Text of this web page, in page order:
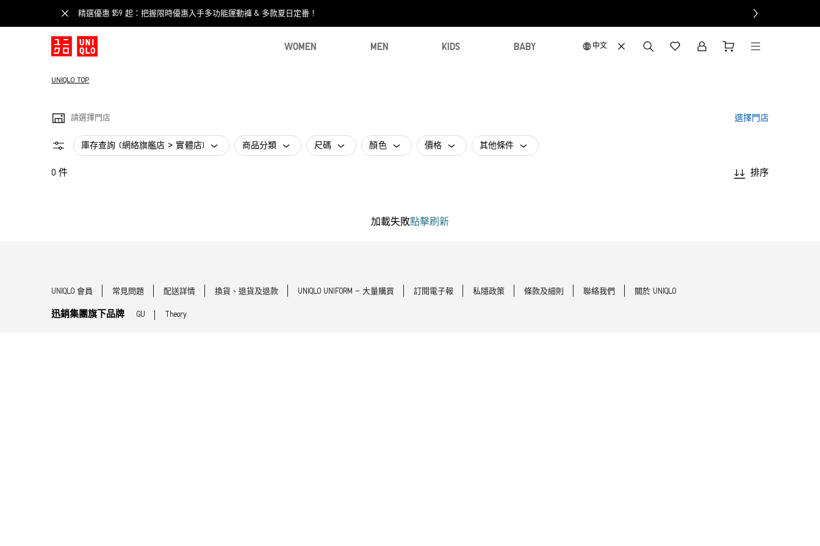
精選優惠 $59 起：把握限時優惠入手多功能運動褲 & 多款夏日定番！​
WOMEN MEN KIDS BABY 中文
UNIQLO TOP
請選擇門店 選擇門店
庫存查詢 (網絡旗艦店 > 實體店) 商品分類 尺碼 顏色 價格 其他條件
0 件 排序
加載失敗點擊刷新
UNIQLO 會員 常見問題 配送詳情 換貨、退貨及退款 UNIQLO UNIFORM - 大量購買 訂閱電子報 私隱政策 條款及細則 聯絡我們 關於 UNIQLO
迅銷集團旗下品牌 GU Theory